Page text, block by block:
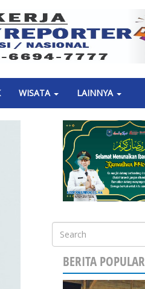
WISATA LAINNYA
Search
BERITA POPULAR